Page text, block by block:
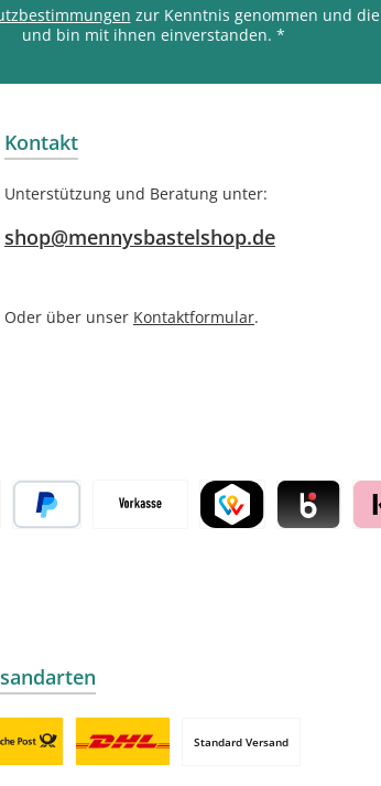
zur Kenntnis genommen und die
und bin mit ihnen einverstanden. *
Kontakt
Unterstützung und Beratung unter:
shop@mennysbastelshop.de
Oder über unser Kontaktformular.
Standard Versand